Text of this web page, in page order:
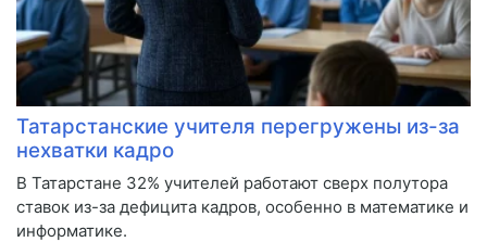
Татарстанские учителя перегружены из-за
нехватки кадро
В Татарстане 32% учителей работают сверх полутора
ставок из-за дефицита кадров, особенно в математике и
информатике.